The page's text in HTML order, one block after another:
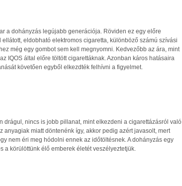
a dohányzás legújabb generációja. Röviden ez egy előre
eldobható elektromos cigaretta, különböző számú szívási
még egy gombot sem kell megnyomni. Kedvezőbb az ára, mint
IQOS által előre töltött cigarettáknak. Azonban káros hatásaira
követően egyből elkezdték felhívni a figyelmet.
drágul, nincs is jobb pillanat, mint elkezdeni a cigarettázásról való
anyagiak miatt döntenénk így, akkor pedig azért javasolt, mert
nem éri meg hódolni ennek az időtöltésnek. A dohányzás egy
a körülöttünk élő emberek életét veszélyeztetjük.